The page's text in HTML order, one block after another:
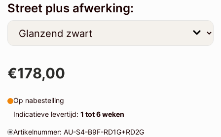
Street plus afwerking:
€178,00
Op nabestelling
Indicatieve levertijd: 1 tot 6 weken
Artikelnummer: AU-S4-B9F-RD1G+RD2G